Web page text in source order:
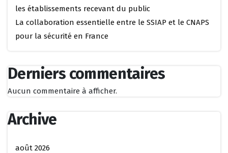
les établissements recevant du public
La collaboration essentielle entre le SSIAP et le CNAPS
pour la sécurité en France
Derniers commentaires
Aucun commentaire à afficher.
Archive
août 2026